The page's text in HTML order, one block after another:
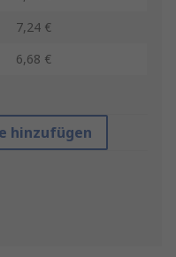
7,24 €
6,68 €
hinzufügen